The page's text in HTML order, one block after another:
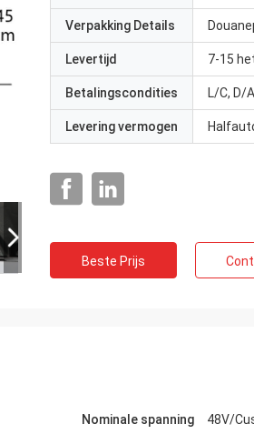
Verpakking Details
Levertijd 7-15
Betalingscondities L/C, D/
Levering vermogen
Beste Prijs
Nominale spanning 48V/